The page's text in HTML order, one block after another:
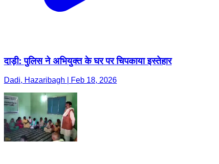
दाड़ी: पुलिस ने अभियुक्त के घर पर चिपकाया इस्तेहार
Dadi, Hazaribagh | Feb 18, 2026